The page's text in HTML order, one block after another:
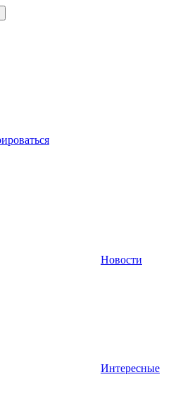
Новости
Интересные